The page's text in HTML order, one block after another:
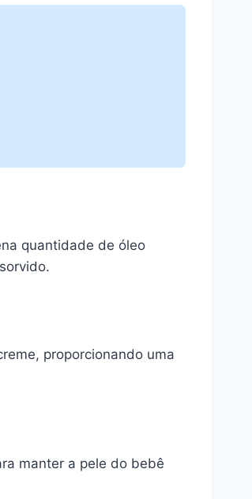
quantidade de óleo
proporcionando uma
manter a pele do bebê